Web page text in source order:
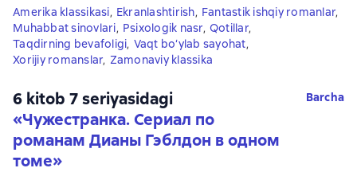
Amerika klassikasi, Ekranlashtirish, Fantastik ishqiy romanlar,
Muhabbat sinovlari, Psixologik nasr, Qotillar,
Taqdirning bevafoligi, Vaqt bo‘ylab sayohat,
Xorijiy romanslar, Zamonaviy klassika
6 kitob 7 seriyasidagi
«Чужестранка. Сериал по
романам Дианы Гэблдон в одном
томе»
Barcha